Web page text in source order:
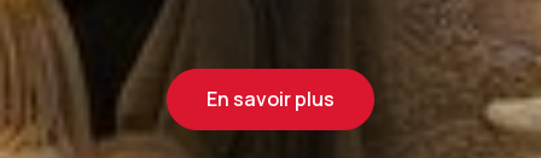
En savoir plus